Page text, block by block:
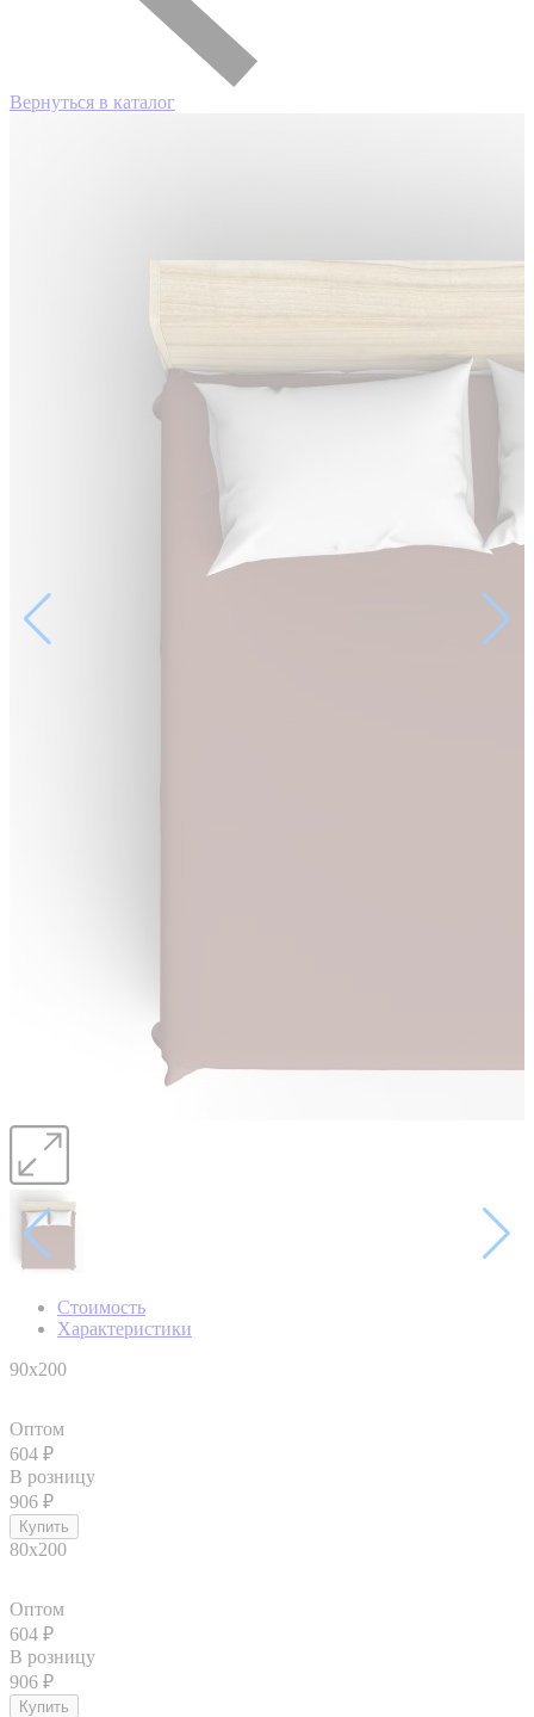
Вернуться в каталог
Стоимость
Характеристики
90x200
Оптом
604 ₽
В розницу
906 ₽
80x200
Оптом
604 ₽
В розницу
906 ₽